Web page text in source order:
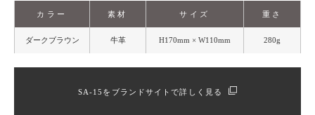
カラー 素材 サイズ 重さ
ダークブラウン 牛革 H170mm × W110mm 280g
SA-15をブランドサイトで詳しく見る